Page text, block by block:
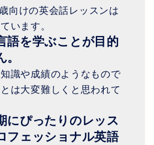
向けの英会話レッスンは
います。
語を学ぶことが目的
識や成績のようなもので
は大変難しくと思われて
にぴったりのレッス
フェッショナル英語